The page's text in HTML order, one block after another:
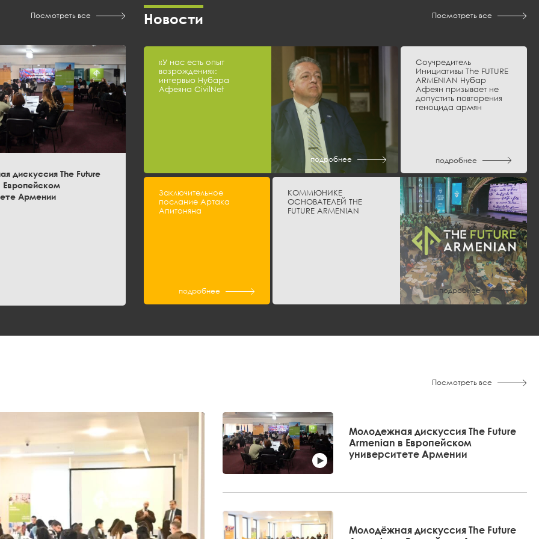
Посмотреть все
дискуссия The Future
Европейском
Армении
Новости Посмотреть все
«У нас есть опыт
возрождения»:
интервью Нубара
Афеяна CivilNet
подробнее
Соучредитель
Инициативы The FUTURE
ARMENIAN Нубар
Афеян призывает не
допустить повторения
геноцида армян
подробнее
Заключительное
послание Артака
Апитоняна
подробнее
КОММЮНИКЕ
ОСНОВАТЕЛЕЙ THE
FUTURE ARMENIAN
подробнее
Посмотреть все
Молодежная дискуссия The Future
Armenian в Европейском
университете Армении
Молодёжная дискуссия The Future